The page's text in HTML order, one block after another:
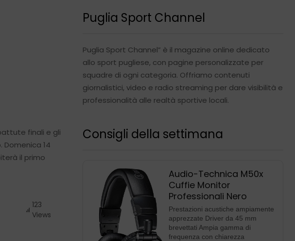
finali e gli
14
il primo
123
Views
Puglia Sport Channel
Puglia Sport Channel” è il magazine online dedicato
allo sport pugliese, con pagine personalizzate per
squadre di ogni categoria. Offriamo contenuti
giornalistici, video e radio streaming per dare visibilità e
professionalità alle realtà sportive locali.
Consigli della settimana
Audio-Technica M50x
Cuffie Monitor
Professionali Nero
Prestazioni acustiche ampiamente
apprezzate Driver da 45 mm
brevettati Ampia gamma di
frequenza con chiarezza